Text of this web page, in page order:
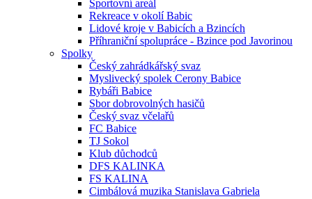
Sportovní areál
Rekreace v okolí Babic
Lidové kroje v Babicích a Bzincích
Příhraniční spolupráce - Bzince pod Javorinou
Spolky
Český zahrádkářský svaz
Myslivecký spolek Cerony Babice
Rybáři Babice
Sbor dobrovolných hasičů
Český svaz včelařů
FC Babice
TJ Sokol
Klub důchodců
DFS KALINKA
FS KALINA
Cimbálová muzika Stanislava Gabriela